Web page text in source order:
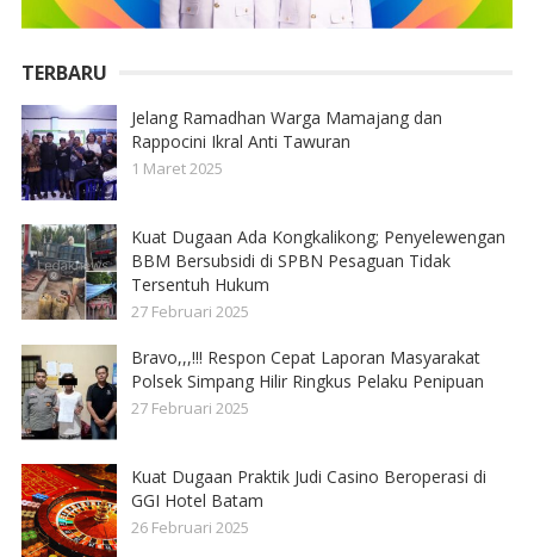
TERBARU
Jelang Ramadhan Warga Mamajang dan
Rappocini Ikral Anti Tawuran
1 Maret 2025
Kuat Dugaan Ada Kongkalikong; Penyelewengan
BBM Bersubsidi di SPBN Pesaguan Tidak
Tersentuh Hukum
27 Februari 2025
Bravo,,,!!! Respon Cepat Laporan Masyarakat
Polsek Simpang Hilir Ringkus Pelaku Penipuan
27 Februari 2025
Kuat Dugaan Praktik Judi Casino Beroperasi di
GGI Hotel Batam
26 Februari 2025